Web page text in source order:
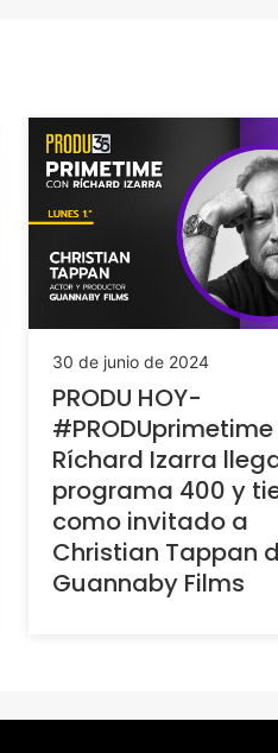
30 de junio de 2024
PRODU HOY-
Ríchard Izarra
programa 400 y
como invitado a
Christian Tappan
Guannaby Films